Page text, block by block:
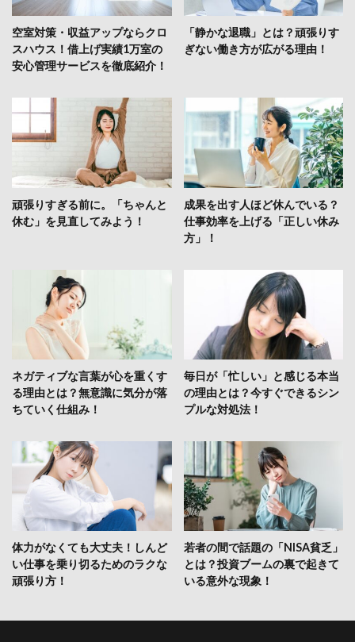
空室対策・収益アップならクロ
スハウス！借上げ実績1万室の
安心管理サービスを徹底紹介！
「静かな退職」とは？頑張りす
ぎない働き方が広がる理由！
頑張りすぎる前に。「ちゃんと
休む」を見直してみよう！
成果を出す人ほど休んでいる？
仕事効率を上げる「正しい休み
方」！
ネガティブな言葉が心を重くす
る理由とは？無意識に気分が落
ちていく仕組み！
毎日が「忙しい」と感じる本当
の理由とは？今すぐできるシン
プルな対処法！
体力がなくても大丈夫！しんど
い仕事を乗り切るためのラクな
頑張り方！
若者の間で話題の「NISA貧乏」
とは？投資ブームの裏で起きて
いる意外な現象！